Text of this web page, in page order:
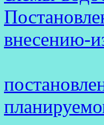
внесению-